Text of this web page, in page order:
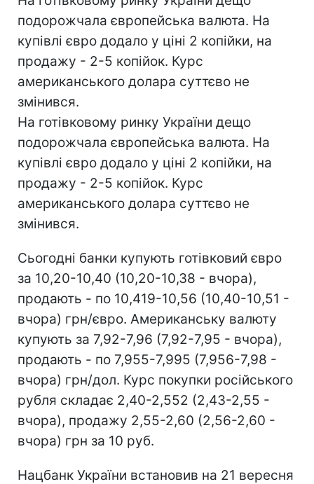
подорожчала європейська валюта. На
купівлі євро додало у ціні 2 копійки, на
продажу - 2-5 копійок. Курс
американського долара суттєво не
змінився.
На готівковому ринку України дещо
подорожчала європейська валюта. На
купівлі євро додало у ціні 2 копійки, на
продажу - 2-5 копійок. Курс
американського долара суттєво не
змінився.
Сьогодні банки купують готівковий євро
за 10,20-10,40 (10,20-10,38 - вчора),
продають - по 10,419-10,56 (10,40-10,51 -
вчора) грн/євро. Американську валюту
купують за 7,92-7,96 (7,92-7,95 - вчора),
продають - по 7,955-7,995 (7,956-7,98 -
вчора) грн/дол. Курс покупки російського
рубля складає 2,40-2,552 (2,43-2,55 -
вчора), продажу 2,55-2,60 (2,56-2,60 -
вчора) грн за 10 руб.
Нацбанк України встановив на 21 вересня